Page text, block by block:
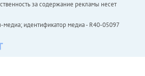
за содержание рекламы несет
медиа; идентификатор медиа - R40-05097